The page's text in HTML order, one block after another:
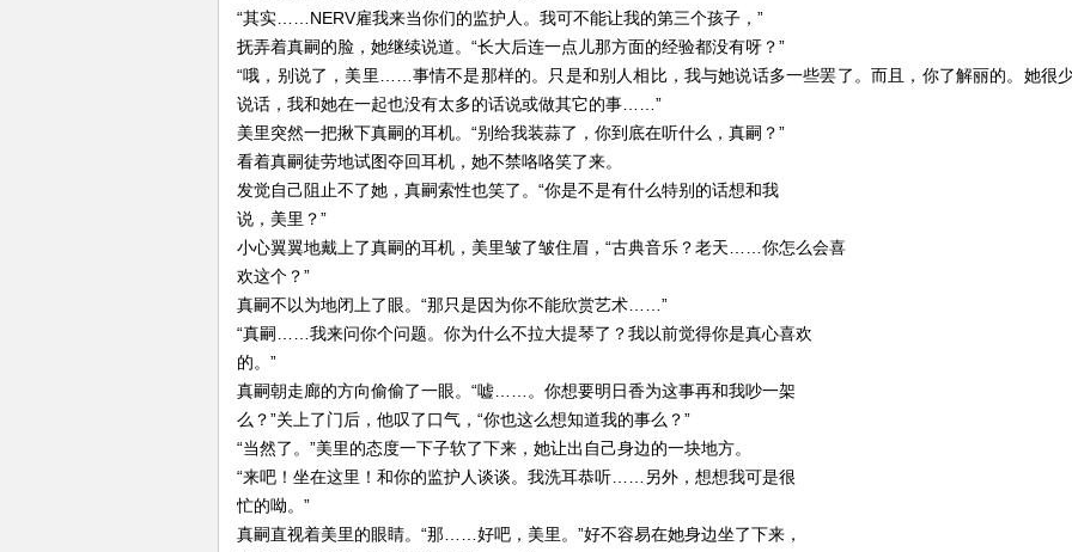
“其实……NERV雇我来当你们的监护人。我可不能让我的第三个孩子，”
抚弄着真嗣的脸，她继续说道。“长大后连一点儿那方面的经验都没有呀？”
“哦，别说了，美里……事情不是那样的。只是和别人相比，我与她说话多一些罢了。而且，你了解丽的。她很
说话，我和她在一起也没有太多的话说或做其它的事……”
美里突然一把揪下真嗣的耳机。“别给我装蒜了，你到底在听什么，真嗣？”
看着真嗣徒劳地试图夺回耳机，她不禁咯咯笑了来。
发觉自己阻止不了她，真嗣索性也笑了。“你是不是有什么特别的话想和我
说，美里？”
小心翼翼地戴上了真嗣的耳机，美里皱了皱住眉，“古典音乐？老天……你怎么会喜
欢这个？”
真嗣不以为地闭上了眼。“那只是因为你不能欣赏艺术……”
“真嗣……我来问你个问题。你为什么不拉大提琴了？我以前觉得你是真心喜欢
的。”
真嗣朝走廊的方向偷偷了一眼。“嘘……。你想要明日香为这事再和我吵一架
么？”关上了门后，他叹了口气，“你也这么想知道我的事么？”
“当然了。”美里的态度一下子软了下来，她让出自己身边的一块地方。
“来吧！坐在这里！和你的监护人谈谈。我洗耳恭听……另外，想想我可是很
忙的呦。”
真嗣直视着美里的眼睛。“那……好吧，美里。”好不容易在她身边坐了下来，